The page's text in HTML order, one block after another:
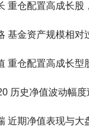
重仓配置高成长股
基金资产规模相对
重仓配置高成长型
历史净值波动幅度
近期净值表现与大